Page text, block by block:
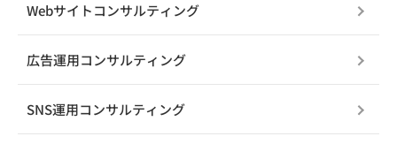
Webサイトコンサルティング
広告運用コンサルティング
SNS運用コンサルティング